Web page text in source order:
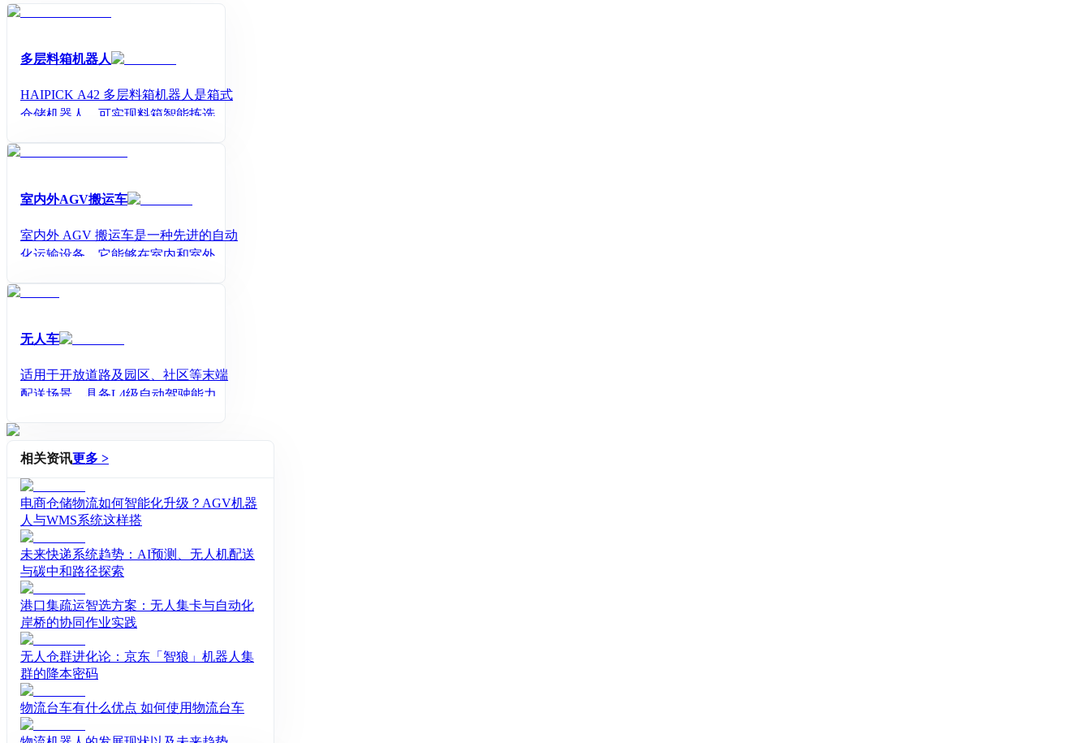
多层料箱机器人
HAIPICK A42 多层料箱机器人是箱式
仓储机器人，可实现料箱智能拣选、
可达300KG)。
室内外AGV搬运车
室内外 AGV 搬运车是一种先进的自动
化运输设备。它能够在室内和室外环
用于制造业、仓储物流等领域，是现
无人车
适用于开放道路及园区、社区等末端
配送场景。具备L4级自动驾驶能力，
相关资讯更多 >
电商仓储物流如何智能化升级？AGV机器
人与WMS系统这样搭
未来快递系统趋势：AI预测、无人机配送
与碳中和路径探索
​​港口集疏运智选方案：无人集卡与自动化
岸桥的协同作业实践​​
无人仓群进化论：京东「智狼」机器人集
群的降本密码​
物流台车有什么优点 如何使用物流台车